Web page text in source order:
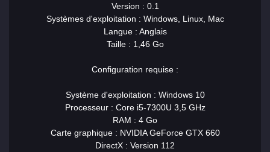
Version : 0.1
Systèmes d'exploitation : Windows, Linux, Mac
Langue : Anglais
Taille : 1,46 Go
Configuration requise :
Système d'exploitation : Windows 10
Processeur : Core i5-7300U 3,5 GHz
RAM : 4 Go
Carte graphique : NVIDIA GeForce GTX 660
DirectX : Version 112